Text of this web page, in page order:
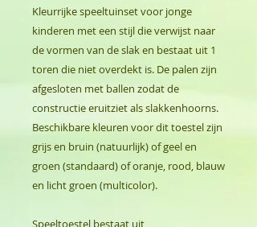
Kleurrijke speeltuinset voor jonge
kinderen met een stijl die verwijst naar
de vormen van de slak en bestaat uit 1
toren die niet overdekt is. De palen zijn
afgesloten met ballen zodat de
constructie eruitziet als slakkenhoorns.
Beschikbare kleuren voor dit toestel zijn
grijs en bruin (natuurlijk) of geel en
groen (standaard) of oranje, rood, blauw
en licht groen (multicolor).
Speeltoestel bestaat uit